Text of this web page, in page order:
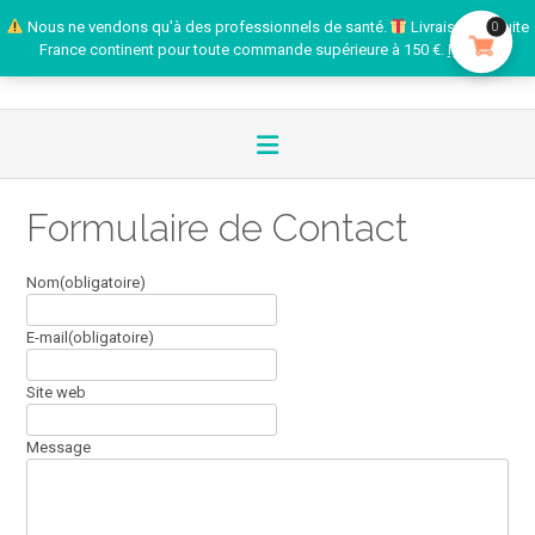
Nous ne vendons qu'à des professionnels de santé.
Livraison gratuite
France continent pour toute commande supérieure à 150 €. Ignorer
Formulaire de Contact
Nom(obligatoire)
E-mail(obligatoire)
Site web
Message
0